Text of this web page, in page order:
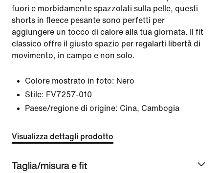
fuori e morbidamente spazzolati sulla pelle, questi
shorts in fleece pesante sono perfetti per
aggiungere un tocco di calore alla tua giornata. Il fit
classico offre il giusto spazio per regalarti libertà di
movimento, in campo e non solo.
Colore mostrato in foto: Nero
Stile: FV7257-010
Paese/regione di origine: Cina, Cambogia
Visualizza dettagli prodotto
Taglia/misura e fit